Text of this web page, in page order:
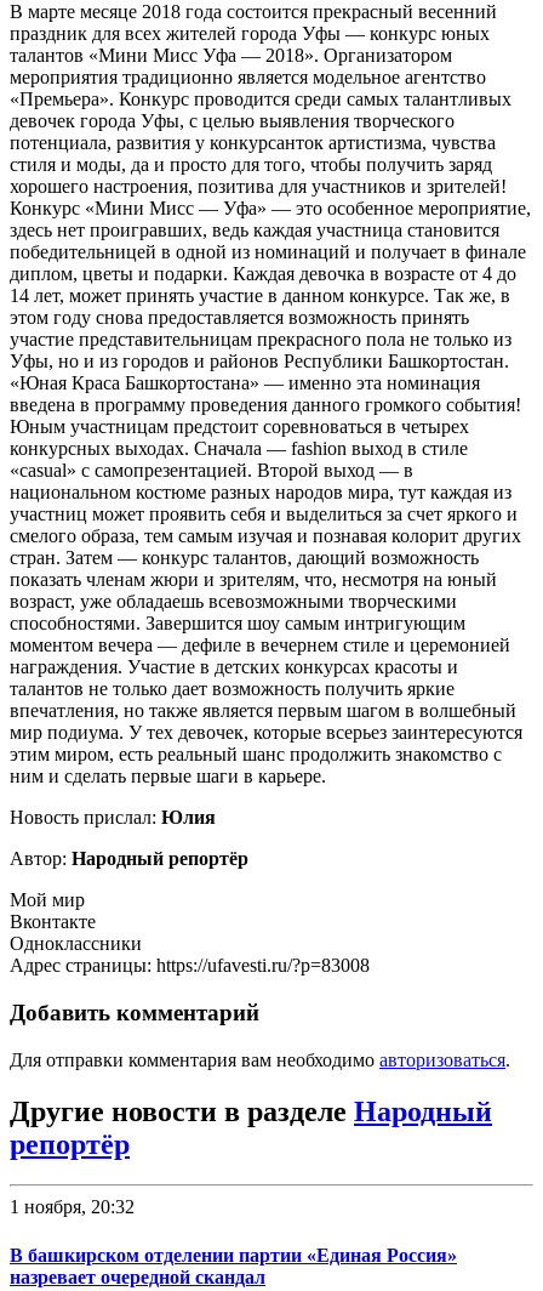
В марте месяце 2018 года состоится прекрасный весенний
праздник для всех жителей города Уфы — конкурс юных
талантов «Мини Мисс Уфа — 2018». Организатором
мероприятия традиционно является модельное агентство
«Премьера». Конкурс проводится среди самых талантливых
девочек города Уфы, с целью выявления творческого
потенциала, развития у конкурсанток артистизма, чувства
стиля и моды, да и просто для того, чтобы получить заряд
хорошего настроения, позитива для участников и зрителей!
Конкурс «Мини Мисс — Уфа» — это особенное мероприятие,
здесь нет проигравших, ведь каждая участница становится
победительницей в одной из номинаций и получает в финале
диплом, цветы и подарки. Каждая девочка в возрасте от 4 до
14 лет, может принять участие в данном конкурсе. Так же, в
этом году снова предоставляется возможность принять
участие представительницам прекрасного пола не только из
Уфы, но и из городов и районов Республики Башкортостан.
«Юная Краса Башкортостана» — именно эта номинация
введена в программу проведения данного громкого события!
Юным участницам предстоит соревноваться в четырех
конкурсных выходах. Сначала — fashion выход в стиле
«casual» с самопрезентацией. Второй выход — в
национальном костюме разных народов мира, тут каждая из
участниц может проявить себя и выделиться за счет яркого и
смелого образа, тем самым изучая и познавая колорит других
стран. Затем — конкурс талантов, дающий возможность
показать членам жюри и зрителям, что, несмотря на юный
возраст, уже обладаешь всевозможными творческими
способностями. Завершится шоу самым интригующим
моментом вечера — дефиле в вечернем стиле и церемонией
награждения. Участие в детских конкурсах красоты и
талантов не только дает возможность получить яркие
впечатления, но также является первым шагом в волшебный
мир подиума. У тех девочек, которые всерьез заинтересуются
этим миром, есть реальный шанс продолжить знакомство с
ним и сделать первые шаги в карьере.
Новость прислал: Юлия
Автор: Народный репортёр
Мой мир
Вконтакте
Одноклассники
Адрес страницы: https://ufavesti.ru/?p=83008
Добавить комментарий
Для отправки комментария вам необходимо авторизоваться.
Другие новости в разделе Народный
репортёр
1 ноября, 20:32
В башкирском отделении партии «Единая Россия»
назревает очередной скандал